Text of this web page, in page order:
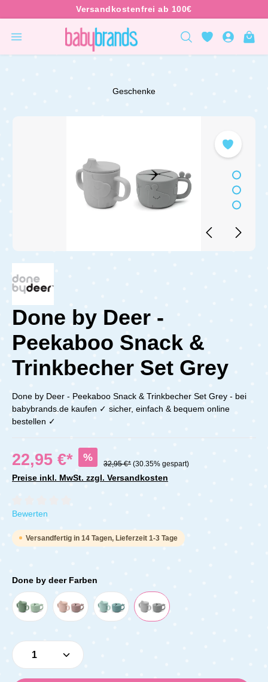
Geschenke
Done by Deer -
Peekaboo Snack &
Trinkbecher Set Grey
Done by Deer - Peekaboo Snack & Trinkbecher Set Grey - bei
babybrands.de kaufen ✓ sicher, einfach & bequem online
bestellen ✓
22,95 €* %
32,95 €* (30.35% gespart)
Preise inkl. MwSt. zzgl. Versandkosten
Durchschnittliche Bewertung von 0 von 5 Sternen
Bewerten
Versandfertig in 14 Tagen, Lieferzeit 1-3 Tage
Done by deer Farben
Produkt Anzahl: Gib den gewünschten